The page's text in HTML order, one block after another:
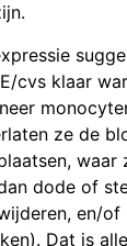
cvs klaar
ze de
waar
dode of
en/
Dat is